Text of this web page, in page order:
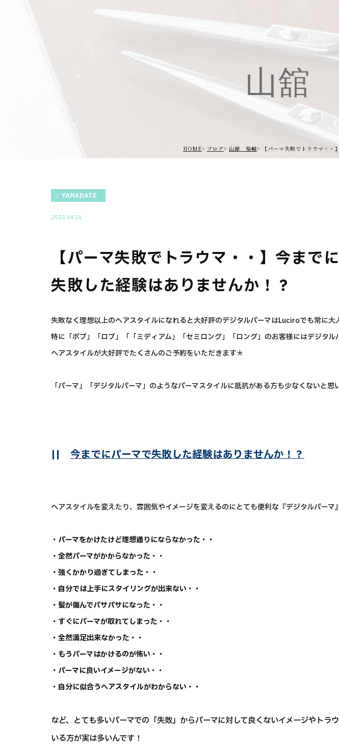
山舘
HOME ブログ 山舘 裕輔 【パーマ失敗でトラウマ・・
YAMADATE
2022.04.21
【パーマ失敗でトラウマ・・】今まで
失敗した経験はありませんか！？
失敗なく理想以上のヘアスタイルになれると大好評のデジタルパーマはLuciroでも常に大
特に「ボブ」「ロブ」「「ミディアム」「セミロング」「ロング」のお客様にはデジタル
ヘアスタイルが大好評でたくさんのご予約をいただきます＊
「パーマ」「デジタルパーマ」のようなパーマスタイルに抵抗がある方も少なくないと思い
|| 今までにパーマで失敗した経験はありませんか！？
ヘアスタイルを変えたり、雰囲気やイメージを変えるのにとても便利な『デジタルパーマ
・パーマをかけたけど理想通りにならなかった・・
・全然パーマがかからなかった・・
・強くかかり過ぎてしまった・・
・自分では上手にスタイリングが出来ない・・
・髪が傷んでパサパサになった・・
・すぐにパーマが取れてしまった・・
・全然満足出来なかった・・
・もうパーマはかけるのが怖い・・
・パーマに良いイメージがない・・
・自分に似合うヘアスタイルがわからない・・
など、とても多いパーマでの「失敗」からパーマに対して良くないイメージやトラ
いる方が実は多いんです！